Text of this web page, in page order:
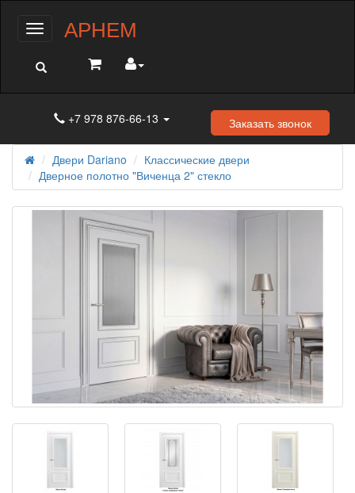
МенюАРНЕМ
+7 978 876-66-13 Заказать звонок
Двери Dariano
Классические двери
Дверное полотно "Виченца 2" стекло